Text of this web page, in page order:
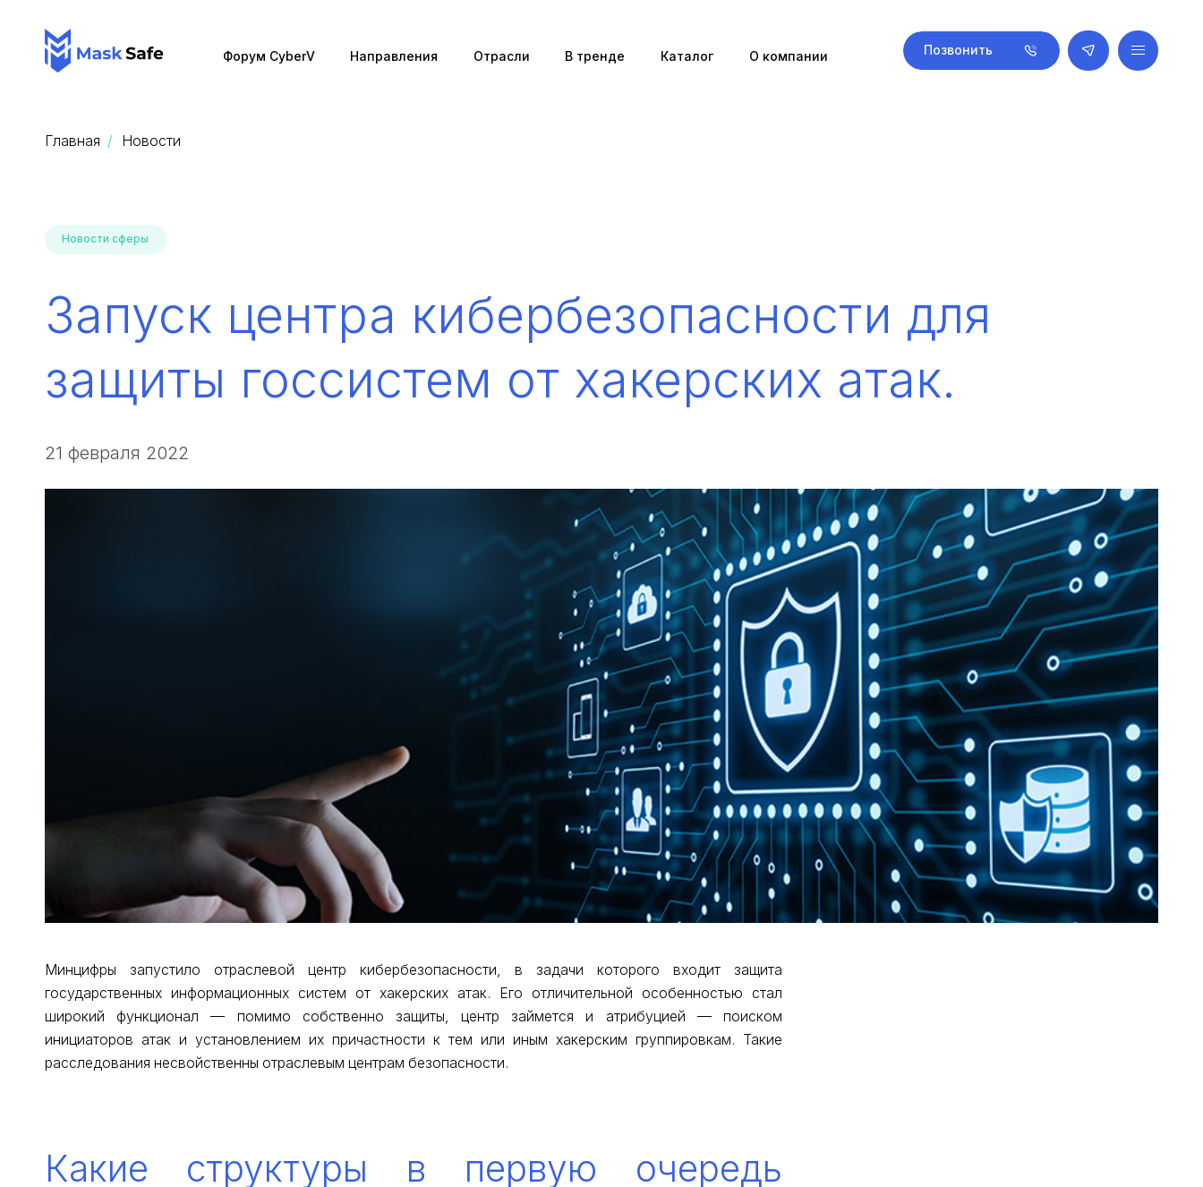
Форум CyberV Направления Отрасли В тренде Каталог О компании Позвонить
Главная Новости
Новости сферы
Запуск центра кибербезопасности для
защиты госсистем от хакерских атак.
21 февраля 2022
Минцифры запустило отраслевой центр кибербезопасности, в задачи которого входит защита
государственных информационных систем от хакерских атак. Его отличительной особенностью стал
широкий функционал — помимо собственно защиты, центр займется и атрибуцией — поиском
инициаторов атак и установлением их причастности к тем или иным хакерским группировкам. Такие
расследования несвойственны отраслевым центрам безопасности.
Какие структуры в первую очередь